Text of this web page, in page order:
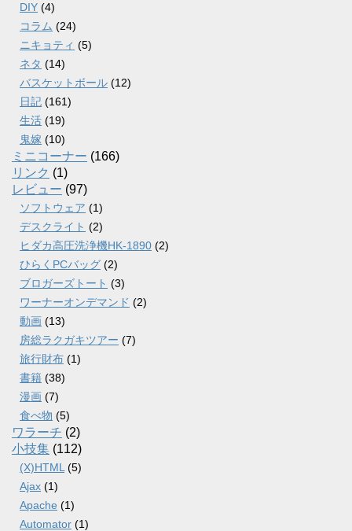
DIY (4)
コラム (24)
ニキョティ (5)
ネタ (14)
バスケットボール (12)
日記 (161)
生活 (19)
鬼嫁 (10)
ミニコーナー (166)
リンク (1)
レビュー (97)
ソフトウェア (1)
デスクライト (2)
ヒダカ高圧洗浄機HK-1890 (2)
ひらくPCバッグ (2)
ブロガーズトート (3)
ワーナーオンデマンド (2)
動画 (13)
房総ラクガキツアー (7)
旅行財布 (1)
書籍 (38)
漫画 (7)
食べ物 (5)
ワラーチ (2)
小技集 (112)
(X)HTML (5)
Ajax (1)
Apache (1)
Automator (1)